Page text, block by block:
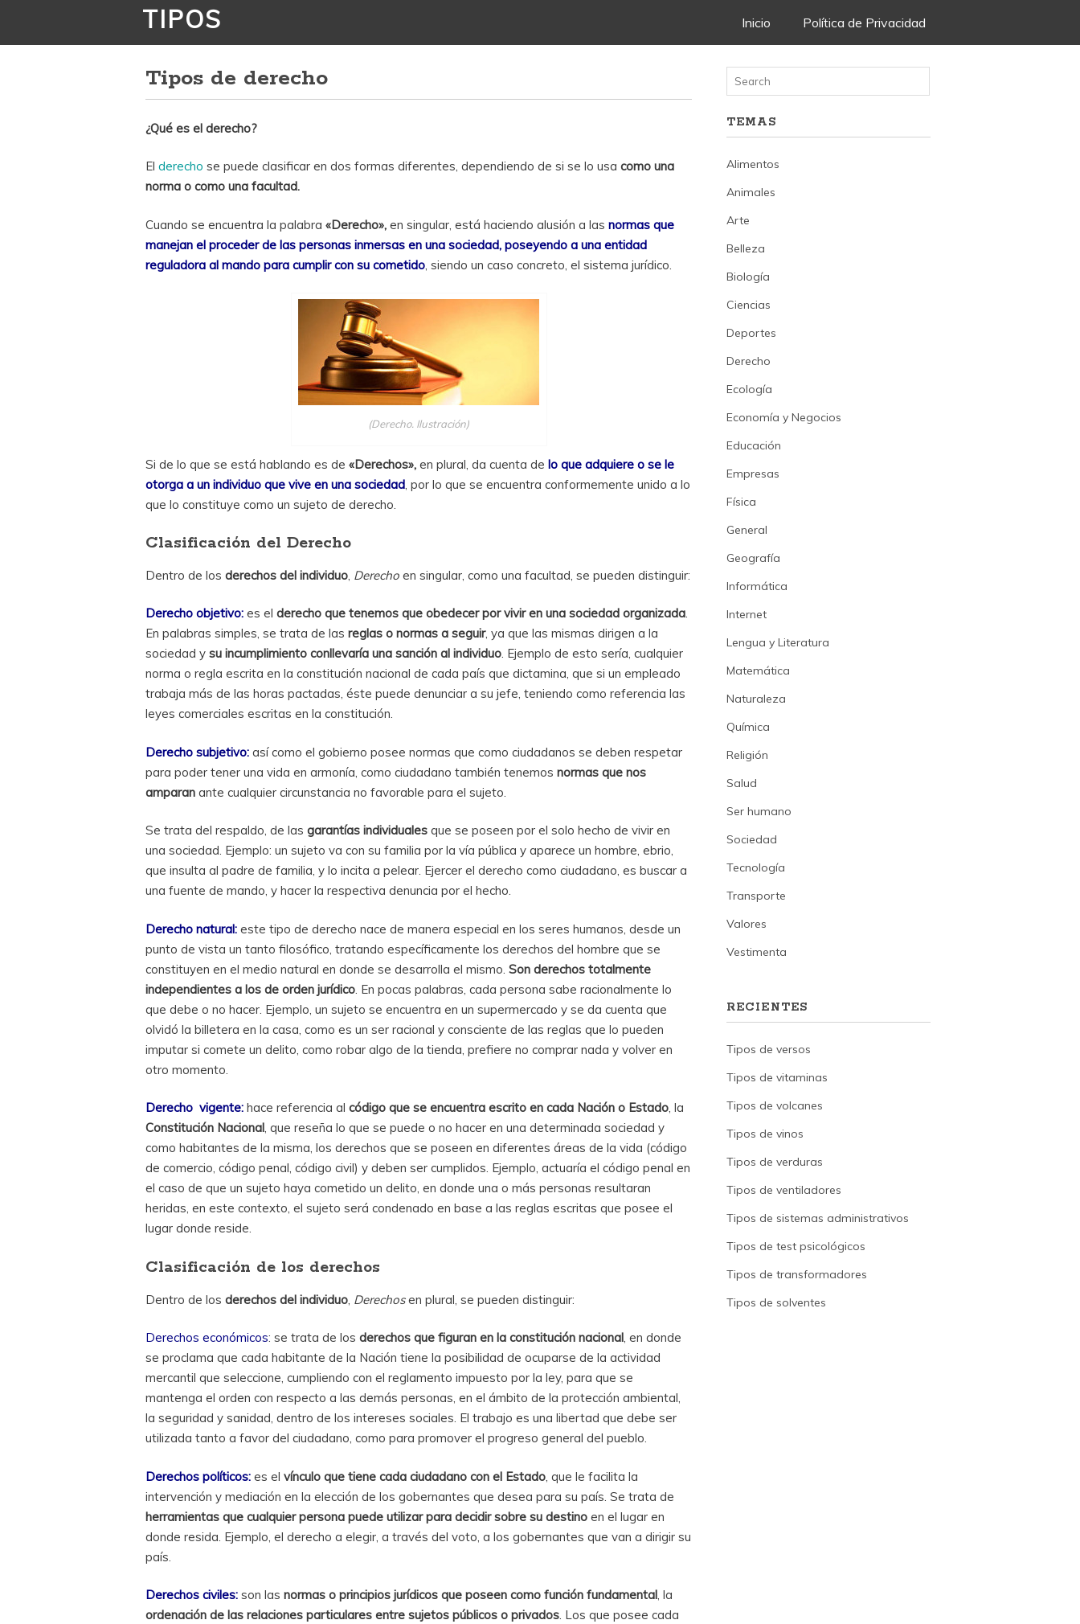
TIPOS
Skip
content
Inicio Política de Privacidad
Tipos de derecho
¿Qué es el derecho?
Elderechose puede clasificar en dos formas diferentes, dependiendo de si se lo usacomo una
norma o como una facultad.
Cuando se encuentra la palabra«Derecho», en singular, está haciendo alusión a las normas que
manejan el proceder de las personas inmersas en una sociedad, poseyendo a una entidad
reguladora al mando para cumplir con su cometido , siendo un caso concreto, el sistema jurídico.
(Derecho. Ilustración)
Si de lo que se está hablando es de«Derechos», en plural, da cuenta delo que adquiere o se le
otorga a un individuo que vive en una sociedad , por lo que se encuentra conformemente unido a lo
que lo constituye como un sujeto de derecho.
Clasificación del Derecho
Dentro de losderechos del individuo, Derecho en singular, como una facultad, se pueden distinguir:
Derecho objetivo:es elderecho que tenemos que obedecer por vivir en una sociedad organizada.
En palabras simples, se trata de las reglas o normas a seguir, ya que las mismas dirigen a la
sociedad ysu incumplimiento conllevaría una sanción al individuo. Ejemplo de esto sería, cualquier
norma o regla escrita en la constitución nacional de cada país que dictamina, que si un empleado
trabaja más de las horas pactadas, éste puede denunciar a su jefe, teniendo como referencia las
leyes comerciales escritas en la constitución.
Derecho subjetivo: así como el gobierno posee normas que como ciudadanos se deben respetar
para poder tener una vida en armonía, como ciudadano también tenemosnormas que nos
amparan ante cualquier circunstancia no favorable para el sujeto.
Se trata del respaldo, de lasgarantías individuales que se poseen por el solo hecho de vivir en
una sociedad. Ejemplo: un sujeto va con su familia por la vía pública y aparece un hombre, ebrio,
que insulta al padre de familia, y lo incita a pelear. Ejercer el derecho como ciudadano, es buscar a
una fuente de mando, y hacer la respectiva denuncia por el hecho.
Derecho natural: este tipo de derecho nace de manera especial en los seres humanos, desde un
punto de vista un tanto filosófico, tratando específicamente los derechos del hombre que se
constituyen en el medio natural en donde se desarrolla el mismo.Son derechos totalmente
independientes a los de orden jurídico. En pocas palabras, cada persona sabe racionalmente lo
que debe o no hacer. Ejemplo, un sujeto se encuentra en un supermercado y se da cuenta que
olvidó la billetera en la casa, como es un ser racional y consciente de las reglas que lo pueden
imputar si comete un delito, como robar algo de la tienda, prefiere no comprar nada y volver en
otro momento.
Derecho vigente: hace referencia alcódigo que se encuentra escrito en cada Nación o Estado, la
Constitución Nacional, que reseña lo que se puede o no hacer en una determinada sociedad y
como habitantes de la misma, los derechos que se poseen en diferentes áreas de la vida (código
de comercio, código penal, código civil) y deben ser cumplidos. Ejemplo, actuaría el código penal en
el caso de que un sujeto haya cometido un delito, en donde una o más personas resultaran
heridas, en este contexto, el sujeto será condenado en base a las reglas escritas que posee el
lugar donde reside.
Clasificación de los derechos
Dentro de losderechos del individuo Derechosen plural, se pueden distinguir:
Derechos económicos: se trata de losderechos que figuran en la constitución nacional, en donde
se proclama que cada habitante de la Nación tiene la posibilidad de ocuparse de la actividad
mercantil que seleccione, cumpliendo con el reglamento impuesto por la ley, para que se
mantenga el orden con respecto a las demás personas, en el ámbito de la protección ambiental,
la seguridad y sanidad, dentro de los intereses sociales. El trabajo es una libertad que debe ser
utilizada tanto a favor del ciudadano, como para promover el progreso general del pueblo.
Derechos políticos: es elvínculo que tiene cada ciudadano con el Estado , que le facilita la
intervención y mediación en la elección de los gobernantes que desea para su país. Se trata de
herramientas que cualquier persona puede utilizar para decidir sobre su destino en el lugar en
donde resida. Ejemplo, el derecho a elegir, a través del voto, a los gobernantes que van a dirigir su
país.
Derechos civiles:son las normas o principios jurídicos que poseen como función fundamental, la
ordenación de las relaciones particulares entre sujetos públicos o privados. Los que posee cada
TEMAS
Alimentos
Animales
Arte
Belleza
Biología
Ciencias
Deportes
Derecho
Ecología
Economía y Negocios
Educación
Empresas
Física
General
Geografía
Informática
Internet
Lengua y Literatura
Matemática
Naturaleza
Química
Religión
Salud
Ser humano
Sociedad
Tecnología
Transporte
Valores
Vestimenta
RECIENTES
Tipos de versos
Tipos de vitaminas
Tipos de volcanes
Tipos de vinos
Tipos de verduras
Tipos de ventiladores
Tipos de sistemas administrativos
Tipos de test psicológicos
Tipos de transformadores
Tipos de solventes